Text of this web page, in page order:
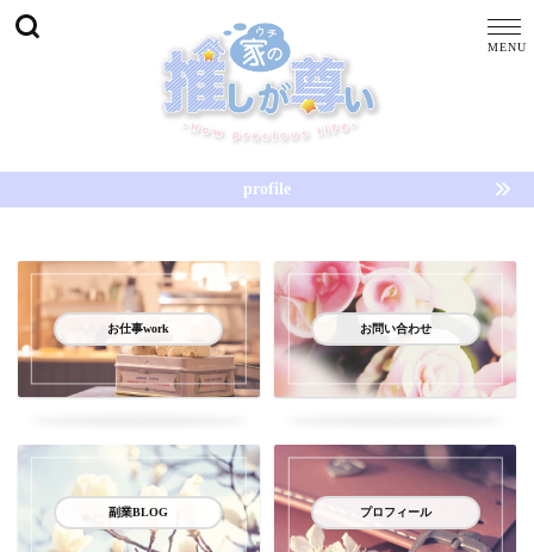
profile
お仕事work お問い合わせ
副業BLOG プロフィール